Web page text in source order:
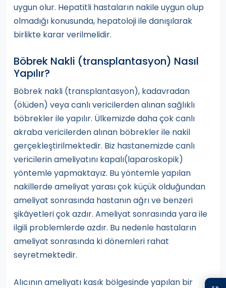
uygun olur. Hepatitli hastaların nakile uygun olup
olmadığı konusunda, hepatoloji ile danışılarak
birlikte karar verilmelidir.
Böbrek Nakli (transplantasyon) Nasıl
Yapılır?
Böbrek nakli (transplantasyon), kadavradan
(ölüden) veya canlı vericilerden alınan sağlıklı
böbrekler ile yapılır. Ülkemizde daha çok canlı
akraba vericilerden alınan böbrekler ile nakil
gerçekleştirilmektedir. Biz hastanemizde canlı
vericilerin ameliyatını kapalı(laparoskopik)
yöntemle yapmaktayız. Bu yöntemle yapılan
nakillerde ameliyat yarası çok küçük olduğundan
ameliyat sonrasında hastanın ağrı ve benzeri
şikâyetleri çok azdır. Ameliyat sonrasında yara ile
ilgili problemlerde azdır. Bu nedenle hastaların
ameliyat sonrasında ki dönemleri rahat
seyretmektedir.
Alıcının ameliyatı kasık bölgesinde yapılan bir